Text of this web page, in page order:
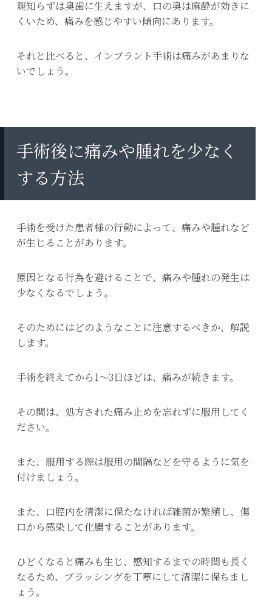
親知らずは奥歯に生えますが、口の奥は麻酔が効きに
くいため、痛みを感じやすい傾向にあります。
それと比べると、インプラント手術は痛みがあまりな
いでしょう。
手術後に痛みや腫れを少なく
する方法
手術を受けた患者様の行動によって、痛みや腫れなど
が生じることがあります。
原因となる行為を避けることで、痛みや腫れの発生は
少なくなるでしょう。
そのためにはどのようなことに注意するべきか、解説
します。
手術を終えてから1～3日ほどは、痛みが続きます。
その間は、処方された痛み止めを忘れずに服用してく
ださい。
また、服用する際は服用の間隔などを守るように気を
付けましょう。
また、口腔内を清潔に保たなければ雑菌が繁殖し、傷
口から感染して化膿することがあります。
ひどくなると痛みも生じ、感知するまでの時間も長く
なるため、ブラッシングを丁寧にして清潔に保ちまし
ょう。